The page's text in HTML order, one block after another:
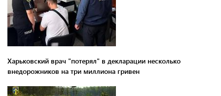
Харьковский врач "потерял" в декларации несколько
внедорожников на три миллиона гривен